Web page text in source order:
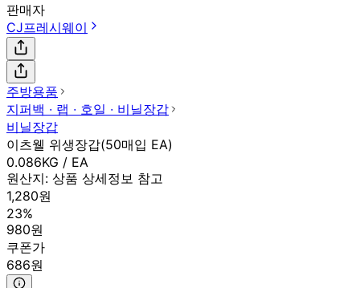
판매자
CJ프레시웨이
주방용품
지퍼백 ∙ 랩 ∙ 호일 ∙ 비닐장갑
비닐장갑
이츠웰 위생장갑(50매입 EA)
0.086KG / EA
원산지: 상품 상세정보 참고
1,280원
23%
980원
쿠폰가
686원